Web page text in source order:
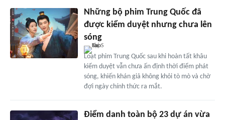
Những bộ phim Trung Quốc đã
được kiểm duyệt nhưng chưa lên
sóng
Loạt phim Trung Quốc sau khi hoàn tất khâu
kiểm duyệt vẫn chưa ấn định thời điểm phát
sóng, khiến khán giả không khỏi tò mò và chờ
đợi ngày chính thức ra mắt.
Điểm danh toàn bộ 23 dự án vừa